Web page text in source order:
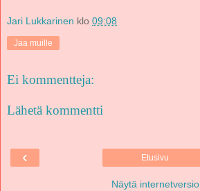
Jari Lukkarinen klo 09:08
Jaa muille
Ei kommentteja:
Lähetä kommentti
‹ Etusivu
Näytä internetversio